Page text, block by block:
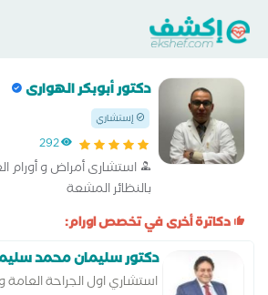
دكتور أبوبكر الهوارى
إستشاري
292
استشارى أمراض و أورام
بالنظائر المشعة
دكاترة أخرى في تخصص اورام:
دكتور سليمان محمد
استشاري اول الجراحة العامة